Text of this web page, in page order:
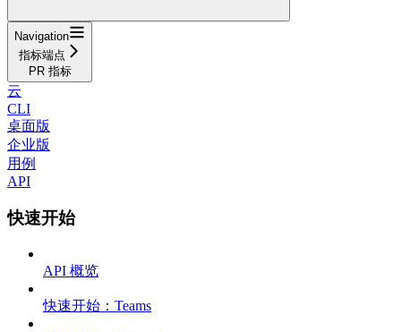
Navigation
指标端点
PR 指标
云
CLI
桌面版
企业版
用例
API
快速开始
API 概览
快速开始：Teams